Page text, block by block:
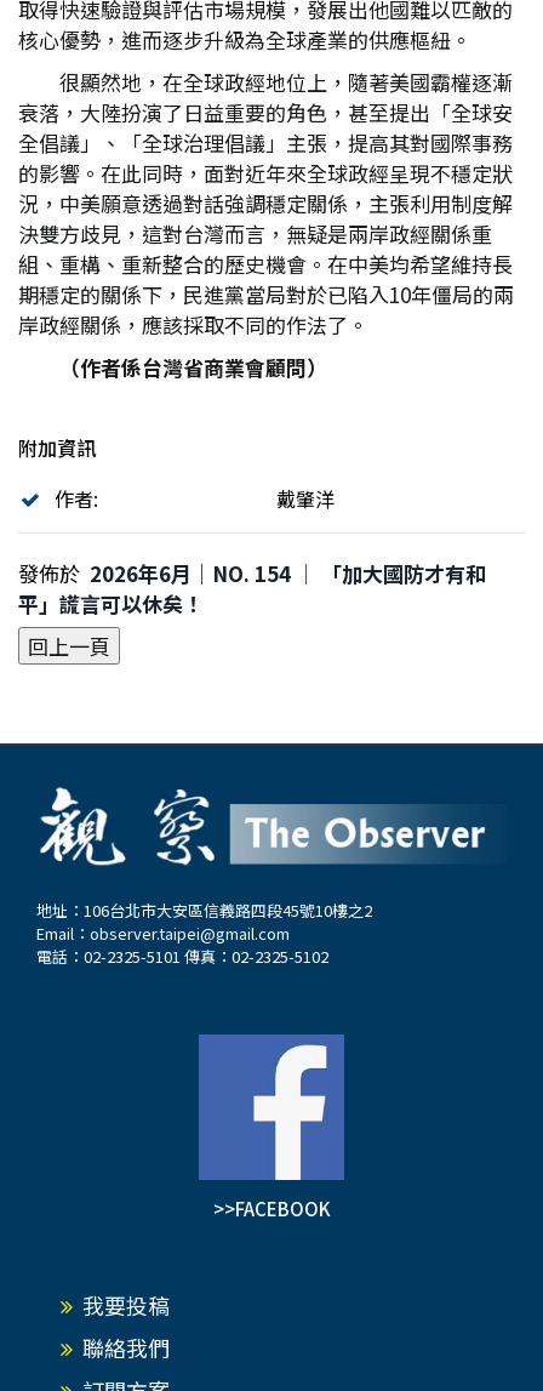
取得快速驗證與評估市場規模，發展出他國難以匹敵的
核心優勢，進而逐步升級為全球產業的供應樞紐。
很顯然地，在全球政經地位上，隨著美國霸權逐漸
衰落，大陸扮演了日益重要的角色，甚至提出「全球安
全倡議」、「全球治理倡議」主張，提高其對國際事務
的影響。在此同時，面對近年來全球政經呈現不穩定狀
況，中美願意透過對話強調穩定關係，主張利用制度解
決雙方歧見，這對台灣而言，無疑是兩岸政經關係重
組、重構、重新整合的歷史機會。在中美均希望維持長
期穩定的關係下，民進黨當局對於已陷入10年僵局的兩
岸政經關係，應該採取不同的作法了。
（作者係台灣省商業會顧問）
附加資訊
作者:
戴肇洋
發佈於 2026年6月｜NO. 154 │ 「加大國防才有和
平」謊言可以休矣！
地址：106台北市大安區信義路四段45號10樓之2
Email： observer.taipei@gmail.com
電話：02-2325-5101 傳真：02-2325-5102
>>FACEBOOK
我要投稿
聯絡我們